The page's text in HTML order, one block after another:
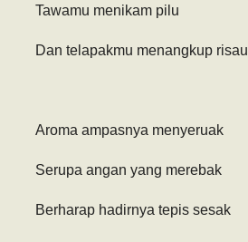
Tawamu menikam pilu
Dan telapakmu menangkup risau
Aroma ampasnya menyeruak
Serupa angan yang merebak
Berharap hadirnya tepis sesak